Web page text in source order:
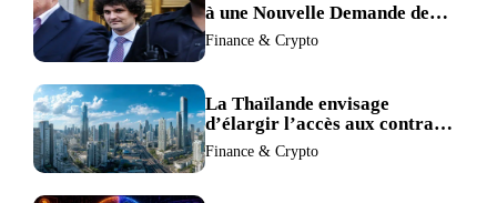
à une Nouvelle Demande de
Procès, Intensifiant la
Pression pour la Récusation
Finance & Crypto
La Thaïlande envisage
d’élargir l’accès aux contrats
à terme crypto dans une
refonte de sa réglementation.
Finance & Crypto